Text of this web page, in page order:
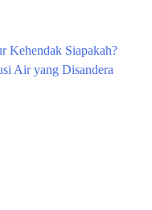
Kehendak Siapakah?
Air yang Disandera